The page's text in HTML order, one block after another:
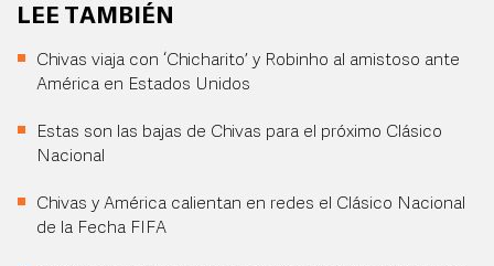
LEE TAMBIÉN
Chivas viaja con ‘Chicharito’ y Robinho al amistoso ante
América en Estados Unidos
Estas son las bajas de Chivas para el próximo Clásico
Nacional
Chivas y América calientan en redes el Clásico Nacional
de la Fecha FIFA